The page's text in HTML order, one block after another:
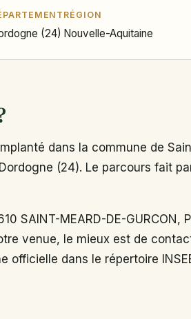
(24)
RÉGION
Nouvelle-Aquitaine
dans la commune de
(24). Le parcours fait
SAINT-MEARD-DE-GURCON,
venue, le mieux est de
officielle dans le répertoire